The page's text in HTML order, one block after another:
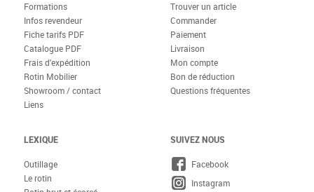
Formations
Infos revendeur
Fiche tarifs PDF
Catalogue PDF
Frais d'expédition
Rotin Mobilier
Showroom / contact
Liens
Trouver un article
Commander
Paiement
Livraison
Mon compte
Bon de réduction
Questions fréquentes
LEXIQUE
Outillage
Le rotin
SUIVEZ NOUS
Facebook
Instagram